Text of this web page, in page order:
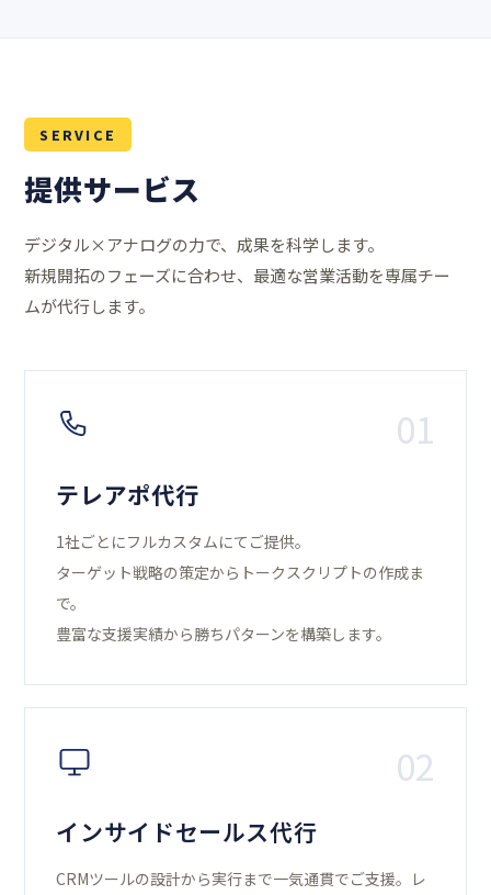
SERVICE
提供サービス
デジタル×アナログの力で、成果を科学します。
新規開拓のフェーズに合わせ、最適な営業活動を専属チー
ムが代行します。
01
テレアポ代行
1社ごとにフルカスタムにてご提供。
ターゲット戦略の策定からトークスクリプトの作成ま
で。
豊富な支援実績から勝ちパターンを構築します。
02
インサイドセールス代行
CRMツールの設計から実行まで一気通貫でご支援。レ